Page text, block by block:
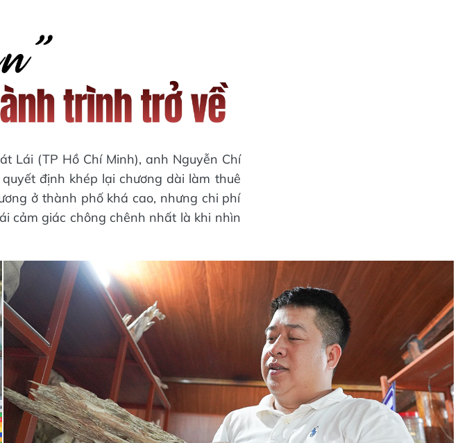
Lái (TP Hồ Chí Minh), anh Nguyễn Chí
định khép lại chương dài làm thuê
ở thành phố khá cao, nhưng chi phí
cảm giác chông chênh nhất là khi nhìn